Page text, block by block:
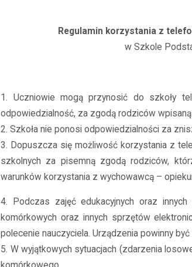
Regulamin korzystania z
w Szkole
1. Uczniowie mogą przynosić do szkoły
odpowiedzialność, za zgodą rodziców
2. Szkoła nie ponosi odpowiedzialności za
3. Dopuszcza się możliwość korzystania z
szkolnych za pisemną zgodą rodziców,
warunków korzystania z wychowawcą –
4. Podczas zajęć edukacyjnych oraz
komórkowych oraz innych sprzętów
polecenie nauczyciela. Urządzenia powinny
5. W wyjątkowych sytuacjach (zdarzenia